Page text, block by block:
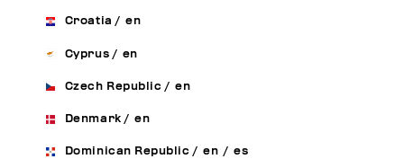
Croatia / en
Cyprus / en
Czech Republic / en
Denmark / en
Dominican Republic / en / es